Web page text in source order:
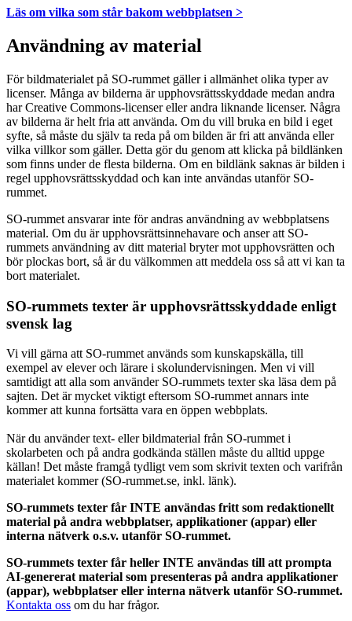
Läs om vilka som står bakom webbplatsen >
Användning av material
För bildmaterialet på SO-rummet gäller i allmänhet olika typer av
licenser. Många av bilderna är upphovsrättsskyddade medan andra
har Creative Commons-licenser eller andra liknande licenser. Några
av bilderna är helt fria att använda. Om du vill bruka en bild i eget
syfte, så måste du själv ta reda på om bilden är fri att använda eller
vilka villkor som gäller. Detta gör du genom att klicka på bildlänken
som finns under de flesta bilderna. Om en bildlänk saknas är bilden i
regel upphovsrättsskyddad och kan inte användas utanför SO-
rummet.
SO-rummet ansvarar inte för andras användning av webbplatsens
material. Om du är upphovsrättsinnehavare och anser att SO-
rummets användning av ditt material bryter mot upphovsrätten och
bör plockas bort, så är du välkommen att meddela oss så att vi kan ta
bort materialet.
SO-rummets texter är upphovsrättsskyddade enligt
svensk lag
Vi vill gärna att SO-rummet används som kunskapskälla, till
exempel av elever och lärare i skolundervisningen. Men vi vill
samtidigt att alla som använder SO-rummets texter ska läsa dem på
sajten. Det är mycket viktigt eftersom SO-rummet annars inte
kommer att kunna fortsätta vara en öppen webbplats.
När du använder text- eller bildmaterial från SO-rummet i
skolarbeten och på andra godkända ställen måste du alltid uppge
källan! Det måste framgå tydligt vem som skrivit texten och varifrån
materialet kommer (SO-rummet.se, inkl. länk).
SO-rummets texter får INTE användas fritt som redaktionellt
material på andra webbplatser, applikationer (appar) eller
interna nätverk o.s.v. utanför SO-rummet.
SO-rummets texter får heller INTE användas till att prompta
AI-genererat material som presenteras på andra applikationer
(appar), webbplatser eller interna nätverk utanför SO-rummet.
Kontakta oss om du har frågor.